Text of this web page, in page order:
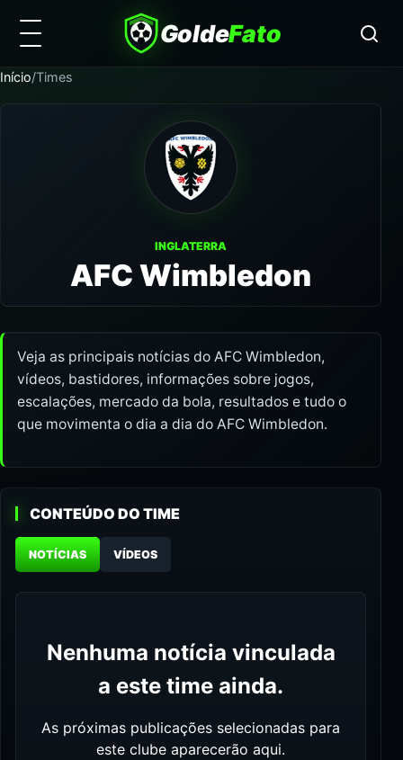
GoldeFato
Início/Times
INGLATERRA
AFC Wimbledon
Veja as principais notícias do AFC Wimbledon,
vídeos, bastidores, informações sobre jogos,
escalações, mercado da bola, resultados e tudo o
que movimenta o dia a dia do AFC Wimbledon.
CONTEÚDO DO TIME
NOTÍCIAS VÍDEOS
Nenhuma notícia vinculada
a este time ainda.
As próximas publicações selecionadas para
este clube aparecerão aqui.